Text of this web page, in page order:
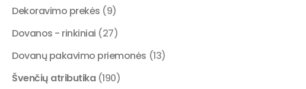
Dekoravimo prekės (9)
Dovanos - rinkiniai (27)
Dovanų pakavimo priemonės (13)
Švenčių atributika (190)